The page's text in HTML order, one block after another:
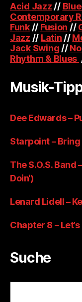
Acid Jazz //
Contemporary
Funk// Fusion //
Jazz // Latin //
Jack Swing //
Rhythm & Blues
Musik-
Dee Edwards –
Starpoint – Bring
The S.O.S. Band
Doin‘)
Lenard Lidell –
Chapter 8 –
Suche